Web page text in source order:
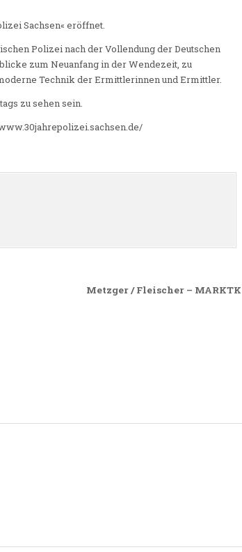
Sachsen« eröffnet.
Polizei nach der Vollendung der Deutschen
zum Neuanfang in der Wendezeit, zu
Technik der Ermittlerinnen und Ermittler.
zu sehen sein.
Metzger / Fleischer –